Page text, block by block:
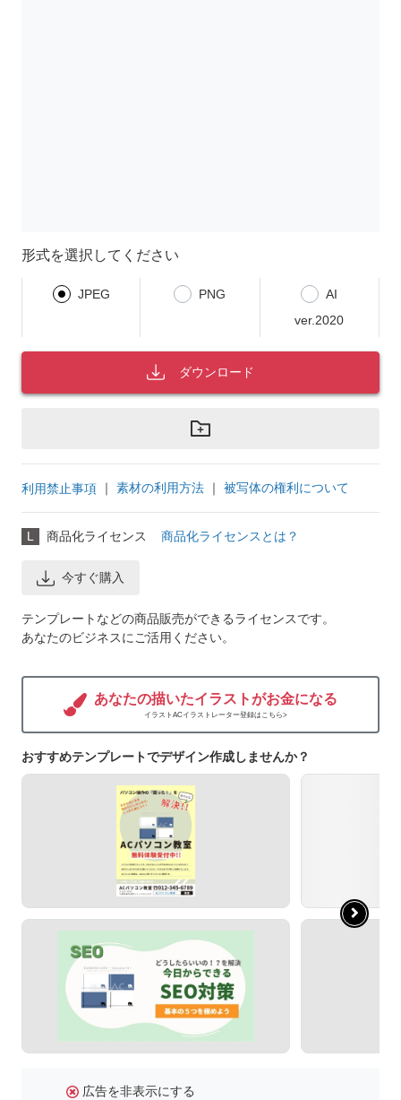
形式を選択してください
JPEG PNG
AI
ver.2020
ダウンロード
利用禁止事項 ｜ 素材の利用方法 ｜ 被写体の権利について
L 商品化ライセンス 商品化ライセンスとは？
今すぐ購入
テンプレートなどの商品販売ができるライセンスです。
あなたのビジネスにご活用ください。
あなたの描いたイラストがお金になる
イラストACイラストレーター登録はこちら>
おすすめテンプレートでデザイン作成しませんか？
広告を非表示にする